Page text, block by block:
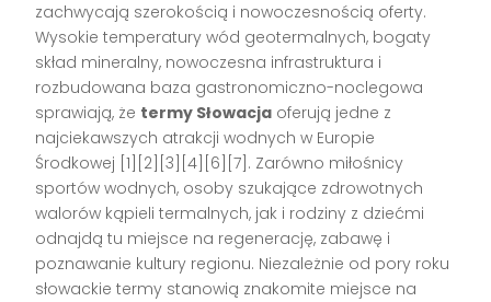
zachwycają szerokością i nowoczesnością oferty.
Wysokie temperatury wód geotermalnych, bogaty
skład mineralny, nowoczesna infrastruktura i
rozbudowana baza gastronomiczno-noclegowa
sprawiają, że termy Słowacja oferują jedne z
najciekawszych atrakcji wodnych w Europie
Środkowej [1][2][3][4][6][7] . Zarówno miłośnicy
sportów wodnych, osoby szukające zdrowotnych
walorów kąpieli termalnych, jak i rodziny z dziećmi
odnajdą tu miejsce na regenerację, zabawę i
poznawanie kultury regionu. Niezależnie od pory roku
słowackie termy stanowią znakomite miejsce na